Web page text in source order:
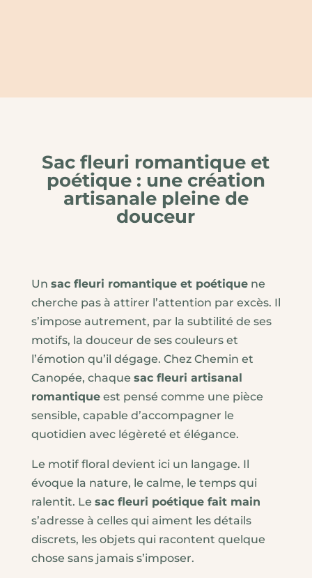
Sac fleuri romantique et
poétique : une création
artisanale pleine de
douceur
Un sac fleuri romantique et poétiquene
cherche pas à attirer l’attention par excès. Il
s’impose autrement, par la subtilité de ses
motifs, la douceur de ses couleurs et
l’émotion qu’il dégage. Chez Chemin et
Canopée, chaque sac fleuri artisanal
romantiqueest pensé comme une pièce
sensible, capable d’accompagner le
quotidien avec légèreté et élégance.
Le motif floral devient ici un langage. Il
évoque la nature, le calme, le temps qui
ralentit. Le sac fleuri poétique fait main
s’adresse à celles qui aiment les détails
discrets, les objets qui racontent quelque
chose sans jamais s’imposer.